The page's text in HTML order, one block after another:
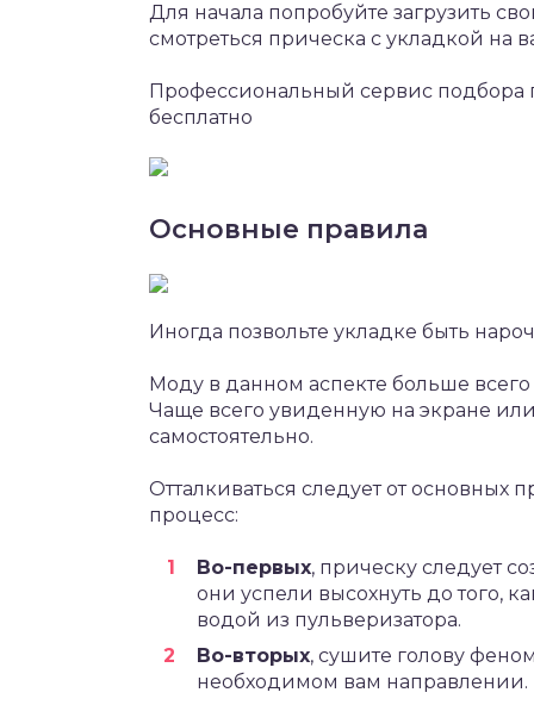
Для начала попробуйте загрузить
смотреться прическа с укладкой на
Профессиональный сервис
бесплатно
Основные правила
Иногда позвольте укладке быть
Моду в данном аспекте больше
Чаще всего увиденную на экране
самостоятельно.
Отталкиваться следует от основных
процесс:
Во-первых, прическу следует
они успели высохнуть до того,
водой из пульверизатора.
Во-вторых, сушите голову
необходимом вам направлении.